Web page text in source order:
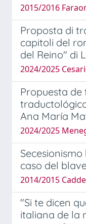
2015/2016
Proposta di
capitoli del
del Reino" di
2024/2025
Propuesta de
Ana María
2024/2025
caso del
2014/2015
"Si te dicen
italiana de la